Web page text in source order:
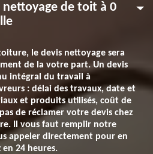
de toit à 0
le devis nettoyage sera
de la votre part. Un devis
intégral du travail à
: délai des travaux, date et
et produits utilisés, coût de
de réclamer votre devis chez
Il vous faut remplir notre
appeler directement pour en
en 24 heures.